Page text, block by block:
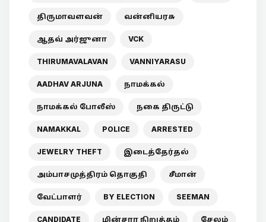
திருமாவளவன் வன்னியரசு
ஆதவ் அர்ஜுனா VCK
THIRUMAVALAVAN VANNIYARASU
AADHAV ARJUNA நாமக்கல்
நாமக்கல் போலீஸ் நகை திருட்டு
NAMAKKAL POLICE ARRESTED
JEWELRY THEFT இடைத்தேர்தல்
அம்பாசமுத்திரம் தொகுதி சீமான்
வேட்பாளர் BY ELECTION SEEMAN
CANDIDATE மின்சார நிறுத்தம் சேலம்